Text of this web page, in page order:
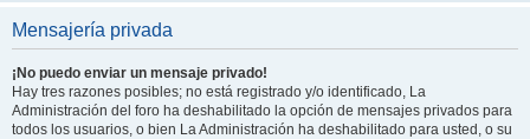
Mensajería privada
¡No puedo enviar un mensaje privado!
Hay tres razones posibles; no está registrado y/o identificado, La
Administración del foro ha deshabilitado la opción de mensajes privados para
todos los usuarios, o bien La Administración ha deshabilitado para usted, o su